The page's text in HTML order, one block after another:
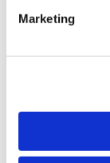
Marketing